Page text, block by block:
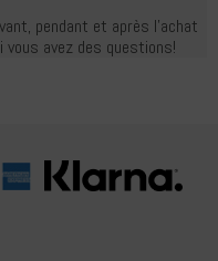
pendant et après l'achat
avez des questions!